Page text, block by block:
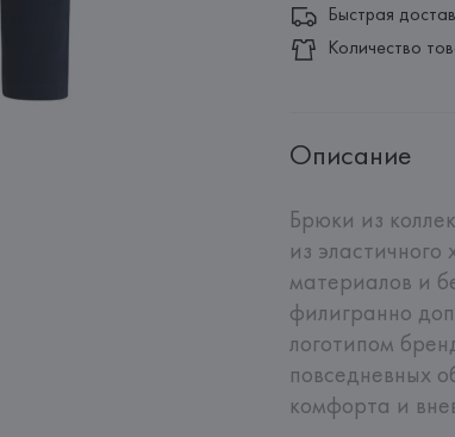
Быстрая
Количество
Описание
Брюки из
из
материалов и
филигранно
логотипом
повседневных
комфорта и